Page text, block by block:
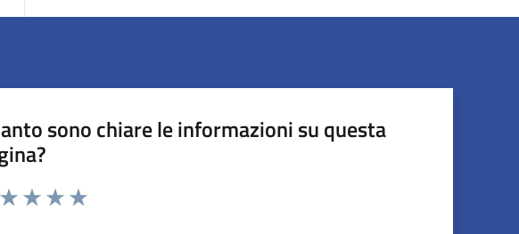
sono chiare le informazioni su questa
da 1 a 5 stelle la pagina